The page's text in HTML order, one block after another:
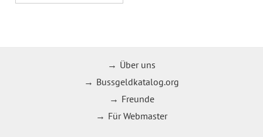
Über uns
Bussgeldkatalog.org
Freunde
Für Webmaster